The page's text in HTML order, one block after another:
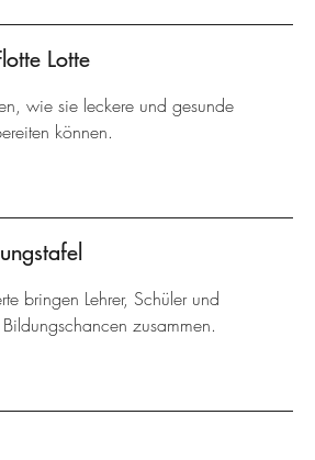
Lotte
wie sie leckere und gesunde
können.
bringen Lehrer, Schüler und
zusammen.